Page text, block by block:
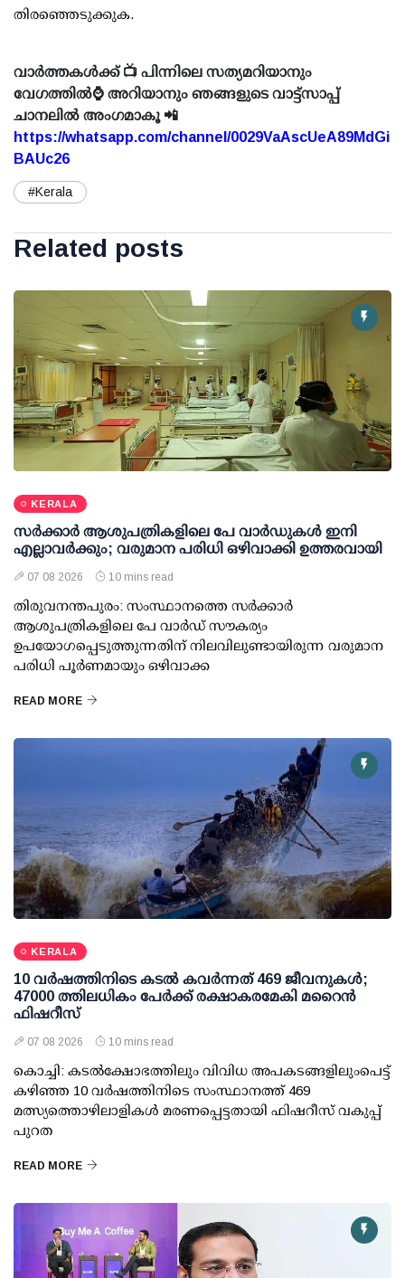
തിരഞ്ഞെടുക്കുക.
വാർത്തകൾക്ക് 📺 പിന്നിലെ സത്യമറിയാനും
വേഗത്തിൽ⌚ അറിയാനും ഞങ്ങളുടെ വാട്ട്സാപ്പ്
ചാനലിൽ അംഗമാകൂ 📲
https://whatsapp.com/channel/0029VaAscUeA89MdGi
BAUc26
#Kerala
Related posts
KERALA
സര്‍ക്കാര്‍ ആശുപത്രികളിലെ പേ വാര്‍ഡുകള്‍ ഇനി
എല്ലാവര്‍ക്കും; വരുമാന പരിധി ഒഴിവാക്കി ഉത്തരവായി
07 08 2026 10 mins read
തിരുവനന്തപുരം: സംസ്ഥാനത്തെ സര്‍ക്കാര്‍
ആശുപത്രികളിലെ പേ വാര്‍ഡ് സൗകര്യം
ഉപയോഗപ്പെടുത്തുന്നതിന് നിലവിലുണ്ടായിരുന്ന വരുമാന
പരിധി പൂര്‍ണമായും ഒഴിവാക്ക
READ MORE
KERALA
10 വര്‍ഷത്തിനിടെ കടല്‍ കവര്‍ന്നത് 469 ജീവനുകള്‍;
47000 ത്തിലധികം പേര്‍ക്ക് രക്ഷാകരമേകി മറൈന്‍
ഫിഷറീസ്
07 08 2026 10 mins read
കൊച്ചി: കടല്‍ക്ഷോഭത്തിലും വിവിധ അപകടങ്ങളിലുംപെട്ട്
കഴിഞ്ഞ 10 വര്‍ഷത്തിനിടെ സംസ്ഥാനത്ത് 469
മത്സ്യത്തൊഴിലാളികള്‍ മരണപ്പെട്ടതായി ഫിഷറീസ് വകുപ്പ്
പുറത
READ MORE